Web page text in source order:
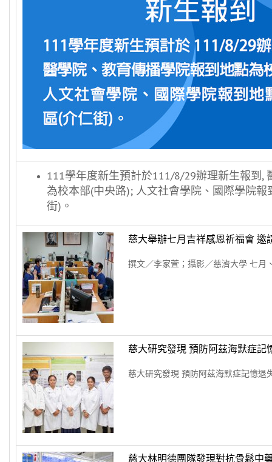
111學年度新生預計於111/8/29辦理新生報到,
為校本部(中央路); 人文社會學院、國際學院
街)。
慈大舉辦七月吉祥感恩祈福會 邀
撰文／李家萓；攝影／慈濟大學 七
慈大研究發現 預防阿茲海默症記
慈大研究發現 預防阿茲海默症記憶
慈大林明德團隊發現對抗骨鬆中